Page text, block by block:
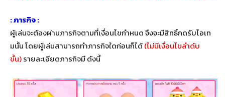
: ภารกิจ :
ผู้เล่นจะต้องผ่านภารกิจตามที่เงื่อนไขกำหนด จึงจะมีสิทธิ์กดรับไอเท
มนั้น โดยผู้เล่นสามารถทำภารกิจใดก่อนก็ได้(ไม่มีเงื่อนไขลำดับ
ขั้น)รายละเอียดภารกิจมี ดังนี้